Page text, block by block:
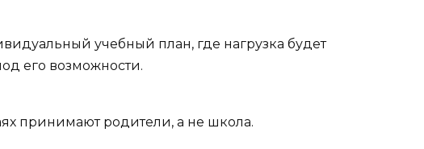
учебный план, где нагрузка будет
его возможности.
принимают родители, а не школа.